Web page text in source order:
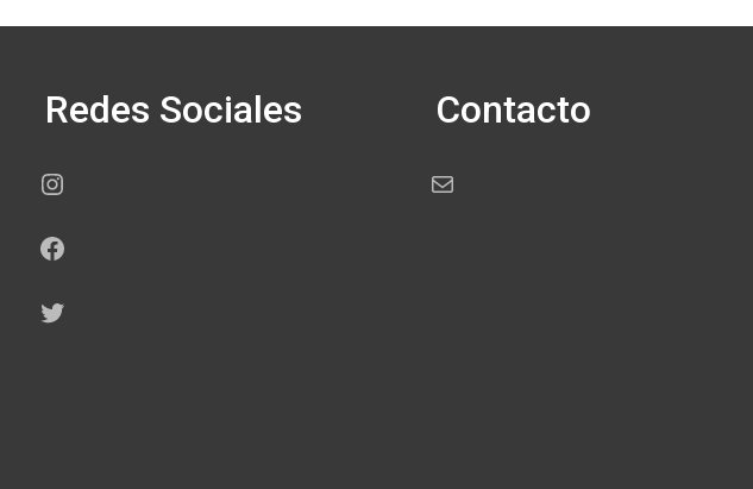
Redes Sociales
Instagram
Facebook
Twitter
Contacto
Correo electrónico